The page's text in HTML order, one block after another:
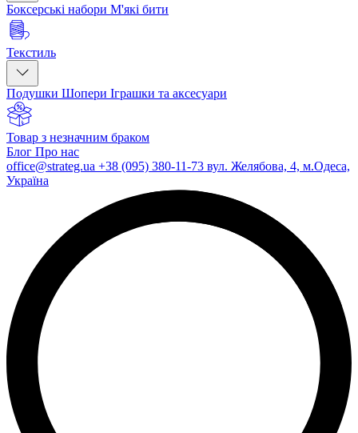
Боксерські набори М'які бити
Текстиль
Подушки Шопери Іграшки та аксесуари
Товар з незначним браком
Блог Про нас
office@strateg.ua +38 (095) 380-11-73 вул. Желябова, 4, м.Одеса,
Україна